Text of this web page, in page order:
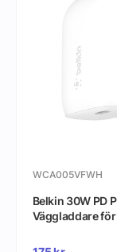
WCA005VFWH
Belkin 30W PD
Väggladdare